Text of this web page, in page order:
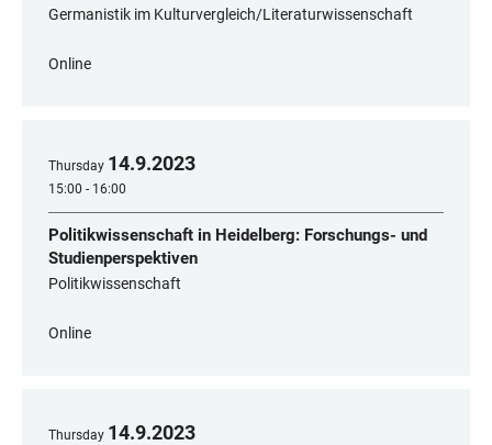
Germanistik im Kulturvergleich/Literaturwissenschaft
Online
Thursday 14.9.2023
15:00 - 16:00
Politikwissenschaft in Heidelberg: Forschungs- und
Studienperspektiven
Politikwissenschaft
Online
Thursday 14.9.2023